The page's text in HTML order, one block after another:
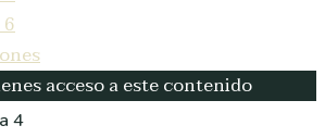
acceso a este contenido
4